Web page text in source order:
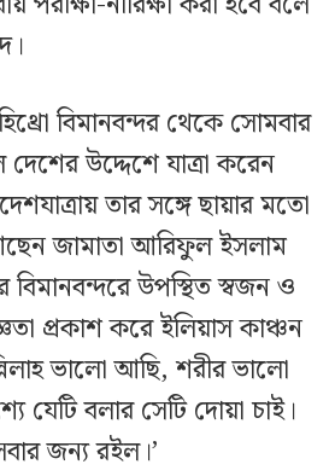
বিমানবন্দর থেকে সোমবার
উদ্দেশে যাত্রা করেন
তার সঙ্গে ছায়ার মতো
জামাতা আরিফুল ইসলাম
বিমানবন্দরে উপস্থিত স্বজন ও
প্রকাশ করে ইলিয়াস কাঞ্চন
ভালো আছি, শরীর ভালো
যেটি বলার সেটি দোয়া চাই।
জন্য রইল।’